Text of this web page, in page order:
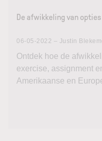
De afwikkeling van opties
06-05-2022 – Justin
Ontdek hoe de
exercise, assignment
Amerikaanse en